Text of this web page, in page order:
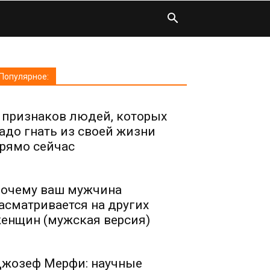
людей, которых
гнать из своей жизни
сейчас
ваш мужчина
на других
(мужская версия)
Мерфи: научные